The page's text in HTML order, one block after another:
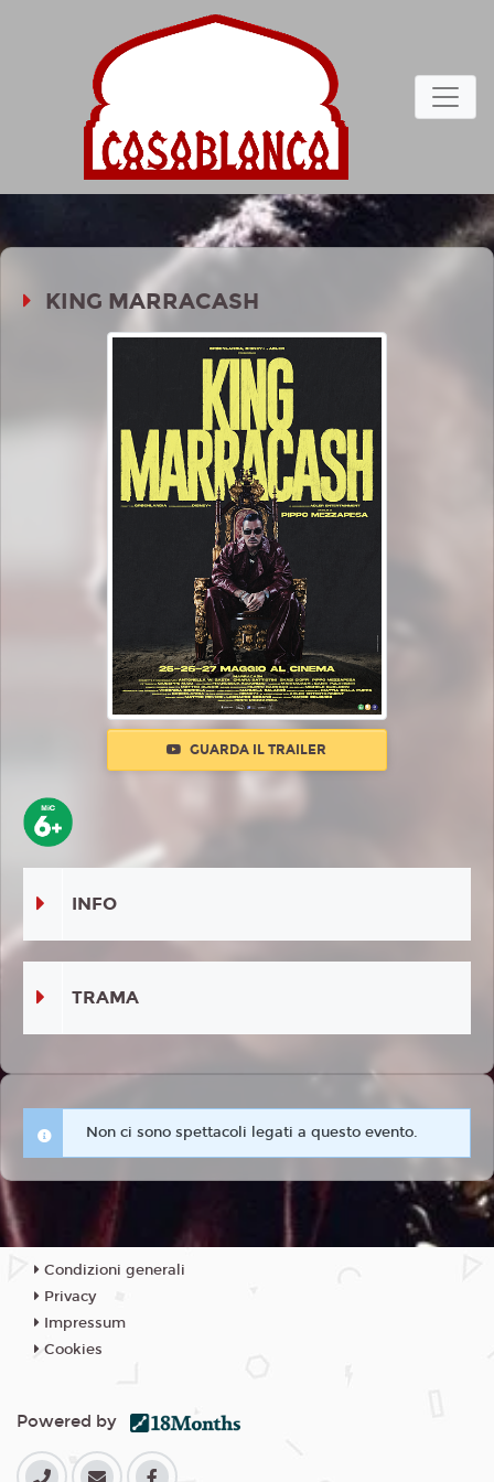
KING MARRACASH
GUARDA IL TRAILER
INFO
TRAMA
Non ci sono spettacoli legati a questo evento.
Condizioni generali
Privacy
Impressum
Cookies
Powered by